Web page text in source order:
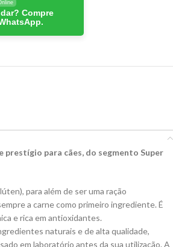
Compre
prestígio para cães, do segmento Super
para além de ser uma ração
a carne como primeiro ingrediente. É
e rica em antioxidantes.
naturais e de alta qualidade,
em laboratório antes da sua utilização. A